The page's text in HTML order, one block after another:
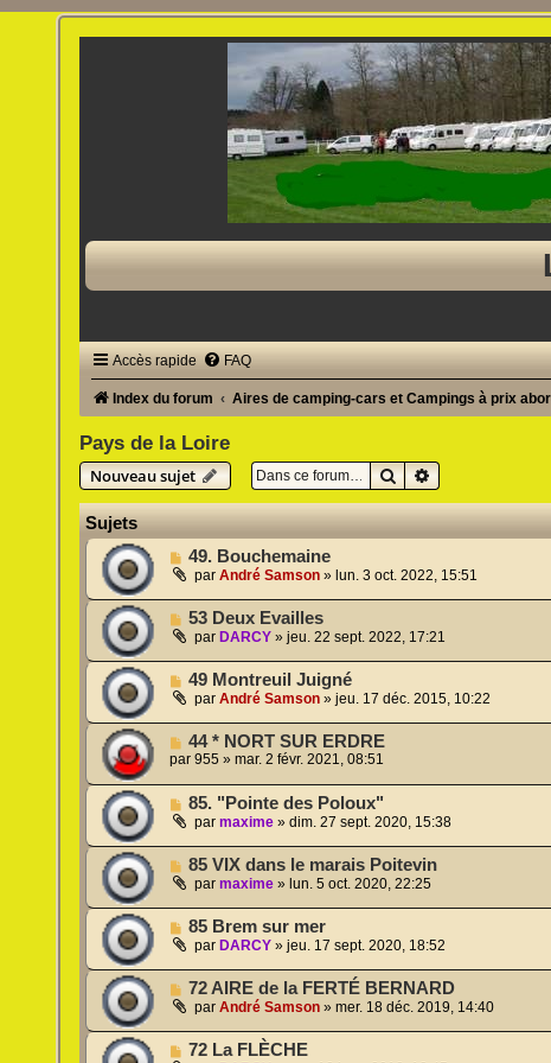
Accès rapide FAQ
Index du forum Aires de camping-cars et Campings à prix
Pays de la Loire
Nouveau sujet
RechercherRecherche
Sujets
49. Bouchemaine
parAndré Samson » lun. 3 oct. 2022, 15:51
53 Deux Evailles
par DARCY »jeu. 22 sept. 2022, 17:21
49 Montreuil Juigné
parAndré Samson »jeu. 17 déc. 2015, 10:22
44 * NORT SUR ERDRE
par955 »mar. 2 févr. 2021, 08:51
85. "Pointe des Poloux"
parmaxime »dim. 27 sept. 2020, 15:38
85 VIX dans le marais Poitevin
parmaxime » lun. 5 oct. 2020, 22:25
85 Brem sur mer
par DARCY »jeu. 17 sept. 2020, 18:52
72 AIRE de la FERTÉ BERNARD
parAndré Samson »mer. 18 déc. 2019, 14:40
72 La FLÈCHE